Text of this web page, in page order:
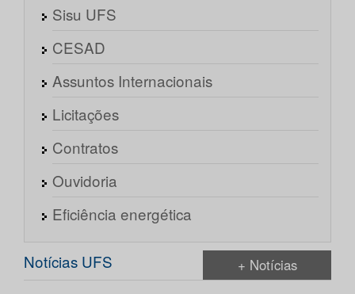
Sisu UFS
CESAD
Assuntos Internacionais
Licitações
Contratos
Ouvidoria
Eficiência energética
Notícias UFS + Notícias